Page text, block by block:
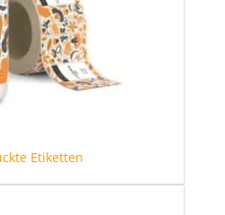
Etiketten